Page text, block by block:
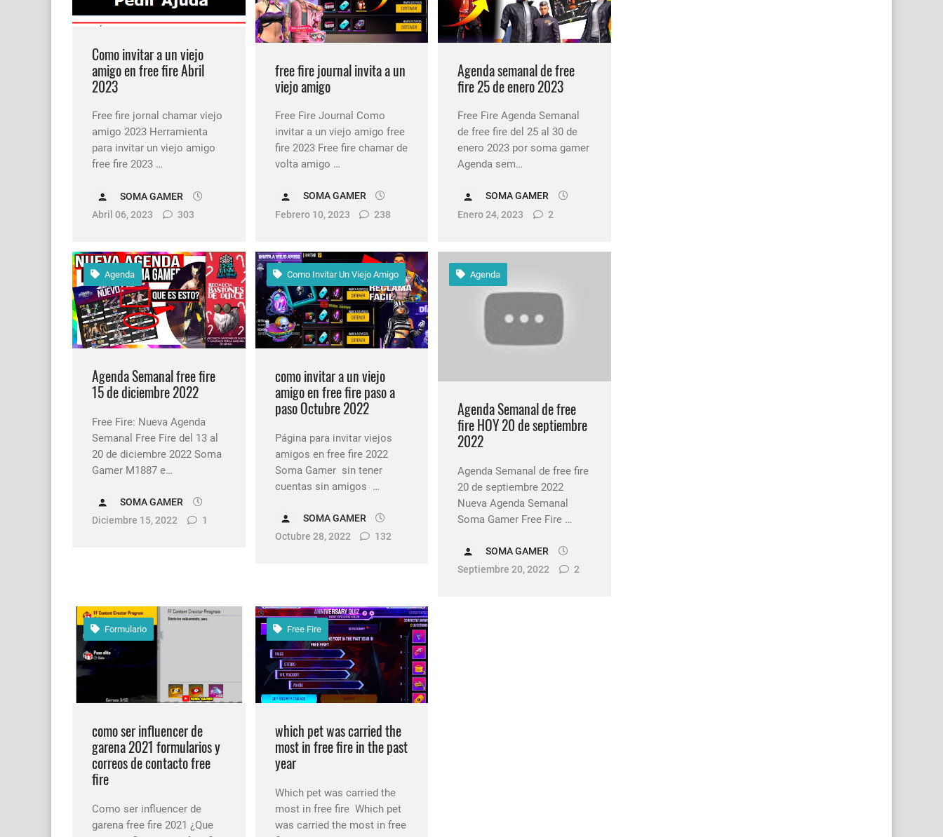
Como invitar a un viejo
amigo en free fire Abril
2023
Free fire jornal chamar viejo
amigo 2023 Herramienta
para invitar un viejo amigo
free fire 2023 …
SOMA GAMER
Abril 06, 2023
303
free fire journal invita a un
viejo amigo
Free Fire Journal Como
invitar a un viejo amigo free
fire 2023 Free fire chamar de
volta amigo …
SOMA GAMER
Febrero 10, 2023
238
Agenda semanal de free
fire 25 de enero 2023
Free Fire Agenda Semanal
de free fire del 25 al 30 de
enero 2023 por soma gamer
Agenda sem…
SOMA GAMER
Enero 24, 2023
2
Agenda
Agenda Semanal free fire
15 de diciembre 2022
Free Fire: Nueva Agenda
Semanal Free Fire del 13 al
20 de diciembre 2022 Soma
Gamer M1887 e…
SOMA GAMER
Diciembre 15, 2022
1
Como Invitar Un Viejo Amigo
como invitar a un viejo
amigo en free fire paso a
paso Octubre 2022
Página para invitar viejos
amigos en free fire 2022
Soma Gamer sin tener
cuentas sin amigos …
SOMA GAMER
Octubre 28, 2022
132
Agenda
Agenda Semanal de free
fire HOY 20 de septiembre
2022
Agenda Semanal de free fire
20 de septiembre 2022
Nueva Agenda Semanal
Soma Gamer Free Fire …
SOMA GAMER
Septiembre 20, 2022
2
Formulario
como ser influencer de
garena 2021 formularios y
correos de contacto free
fire
Como ser influencer de
garena free fire 2021 ¿Que
Free Fire
which pet was carried the
most in free fire in the past
year
Which pet was carried the
most in free fire Which pet
was carried the most in free